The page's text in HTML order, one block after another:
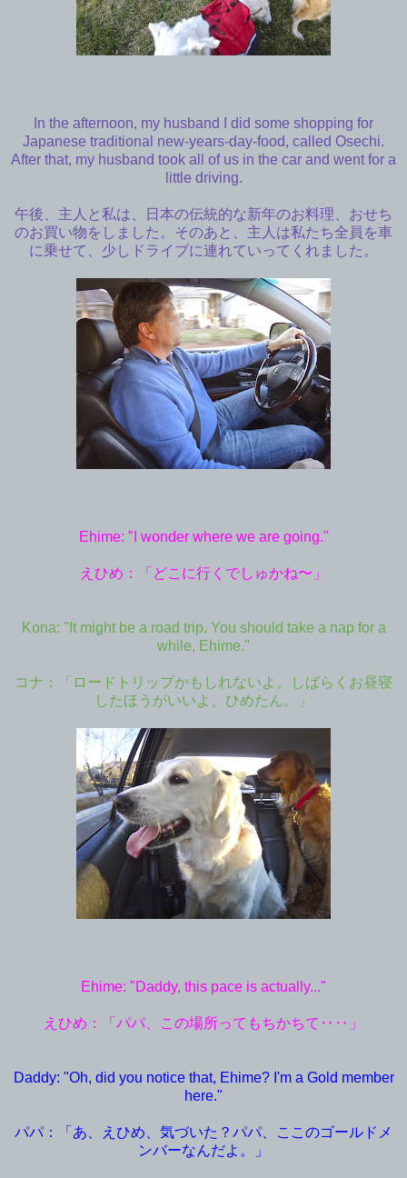
In the afternoon, my husband I did some shopping for
Japanese traditional new-years-day-food, called Osechi.
After that, my husband took all of us in the car and went for a
little driving.
午後、主人と私は、日本の伝統的な新年のお料理、おせち
のお買い物をしました。そのあと、主人は私たち全員を車
に乗せて、少しドライブに連れていってくれました。
Ehime: "I wonder where we are going."
えひめ：「どこに行くでしゅかね〜」
Kona: "It might be a road trip. You should take a nap for a
while, Ehime."
コナ：「ロードトリップかもしれないよ。しばらくお昼寝
したほうがいいよ、ひめたん。」
Ehime: "Daddy, this pace is actually..."
えひめ：「パパ、この場所ってもちかちて‥‥」
Daddy: "Oh, did you notice that, Ehime? I'm a Gold member
here."
パパ：「あ、えひめ、気づいた？パパ、ここのゴールドメ
ンバーなんだよ。」